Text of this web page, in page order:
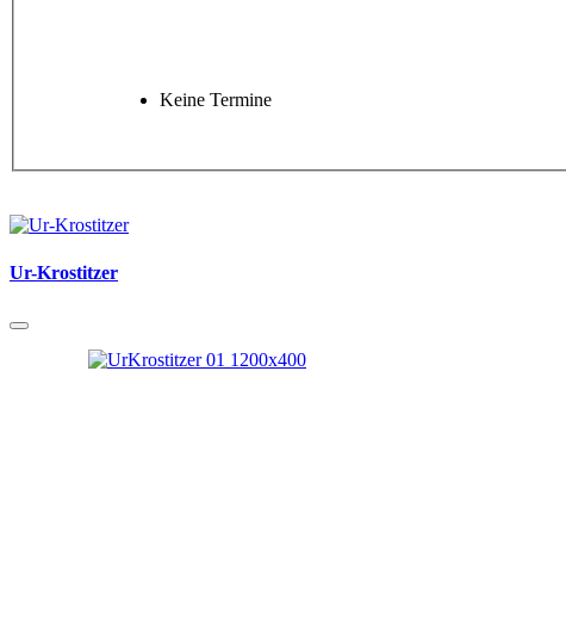
Keine Termine
Ur-Krostitzer